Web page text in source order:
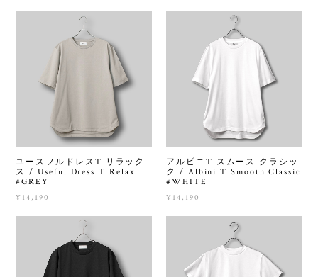
ユースフルドレスT リラック
ス / Useful Dress T Relax
#GREY
¥14,190
アルビニT スムース クラシッ
ク / Albini T Smooth Classic
#WHITE
¥14,190